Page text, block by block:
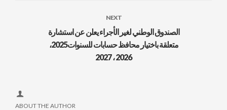
NEXT
الصندوق الوطني لغير الأجراء يعلن عن استشارة
متعلقة باختيار محافظ حسابات للسنوات2025،
2026 ، 2027
ABOUT THE AUTHOR